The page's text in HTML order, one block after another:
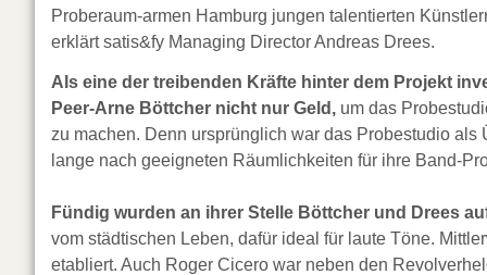
Proberaum-armen Hamburg jungen talentierten
erklärt satis&fy Managing Director Andreas Drees.
Als eine der treibenden Kräfte hinter dem Projekt
Peer-Arne Böttcher nicht nur Geld, um das
zu machen. Denn ursprünglich war das Probestudio
lange nach geeigneten Räumlichkeiten für ihre Band-
Fündig wurden an ihrer Stelle Böttcher und Drees
vom städtischen Leben, dafür ideal für laute Töne.
etabliert. Auch Roger Cicero war neben den